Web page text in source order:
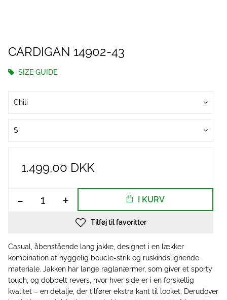
CARDIGAN 14902-43
SIZE GUIDE
Chili
S
1.499,00 DKK
- + I KURV
Tilføj til favoritter
Casual, åbenstående lang jakke, designet i en lækker
kombination af hyggelig boucle-strik og ruskindslignende
materiale. Jakken har lange raglanærmer, som giver et sporty
touch, og dobbelt revers, hvor hver side er i en forskellig
kvalitet – en detalje, der tilfører ekstra kant til looket. Derudover